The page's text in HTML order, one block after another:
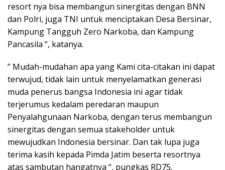
resort nya bisa membangun sinergitas dengan BNN
dan Polri, juga TNI untuk menciptakan Desa Bersinar,
Kampung Tangguh Zero Narkoba, dan Kampung
Pancasila “, katanya.
” Mudah-mudahan apa yang Kami cita-citakan ini dapat
terwujud, tidak lain untuk menyelamatkan generasi
muda penerus bangsa Indonesia ini agar tidak
terjerumus kedalam peredaran maupun
Penyalahgunaan Narkoba, dengan terus membangun
sinergitas dengan semua stakeholder untuk
mewujudkan Indonesia bersinar. Dan tak lupa juga
terima kasih kepada Pimda Jatim beserta resortnya
atas sambutan hangatnya “, pungkas RD75.